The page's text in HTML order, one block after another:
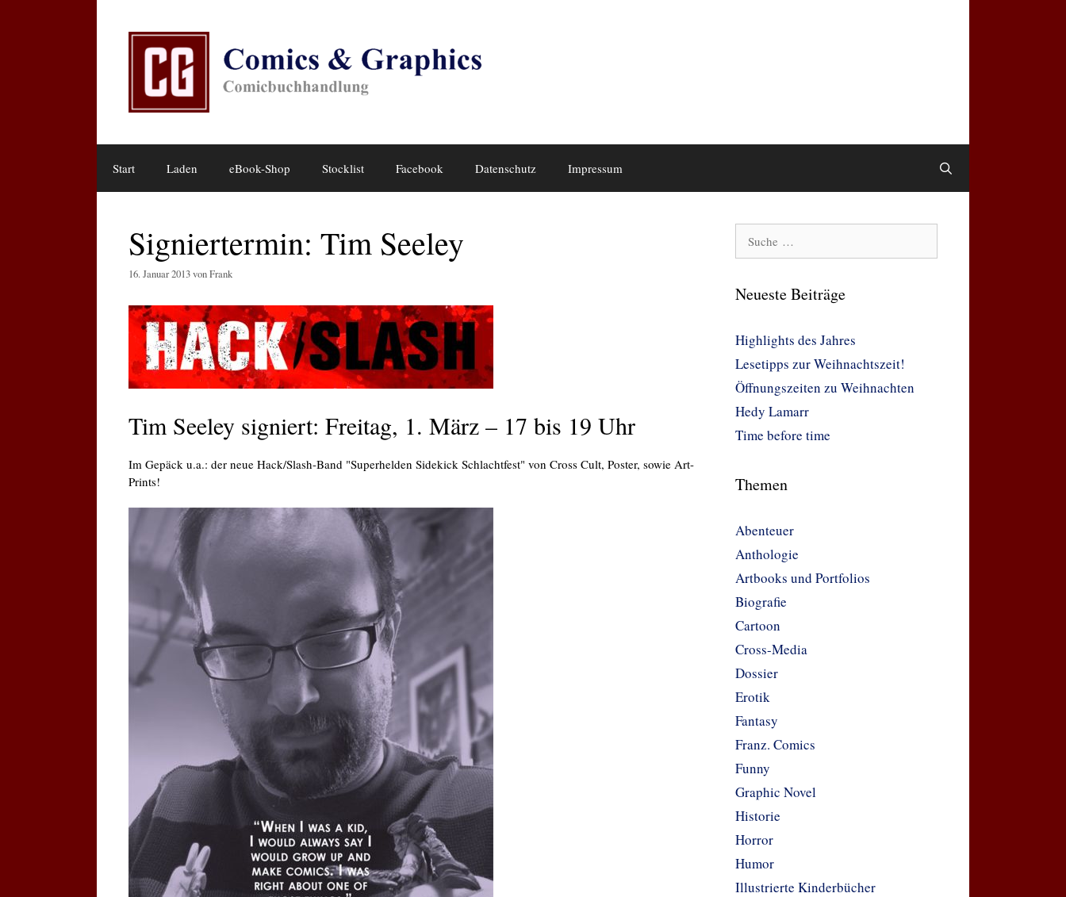
Start Laden eBook-Shop Stocklist Facebook Datenschutz Impressum
Signiertermin: Tim Seeley
16. Januar 2013vonFrank
Tim Seeley signiert: Freitag, 1. März – 17 bis 19 Uhr
Im Gepäck u.a.: der neue Hack/Slash-Band "Superhelden Sidekick Schlachtfest" von Cross Cult, Poster, sowie Art-
Prints!
Neueste Beiträge
Highlights des Jahres
Lesetipps zur Weihnachtszeit!
Öffnungszeiten zu Weihnachten
Hedy Lamarr
Time before time
Themen
Abenteuer
Anthologie
Artbooks und Portfolios
Biografie
Cartoon
Cross-Media
Dossier
Erotik
Fantasy
Franz. Comics
Funny
Graphic Novel
Historie
Horror
Humor
Illustrierte Kinderbücher